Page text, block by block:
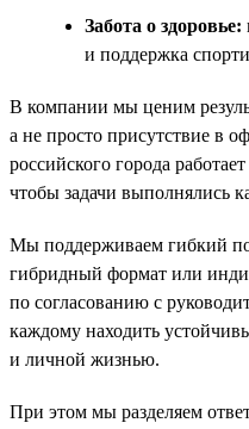
Забота о здоровье:
и поддержка
В компании мы ценим
а не просто присутствие в
российского города
чтобы задачи выполнялись
Мы поддерживаем гибкий
гибридный формат или
по согласованию с
каждому находить
и личной жизнью.
При этом мы разделяем